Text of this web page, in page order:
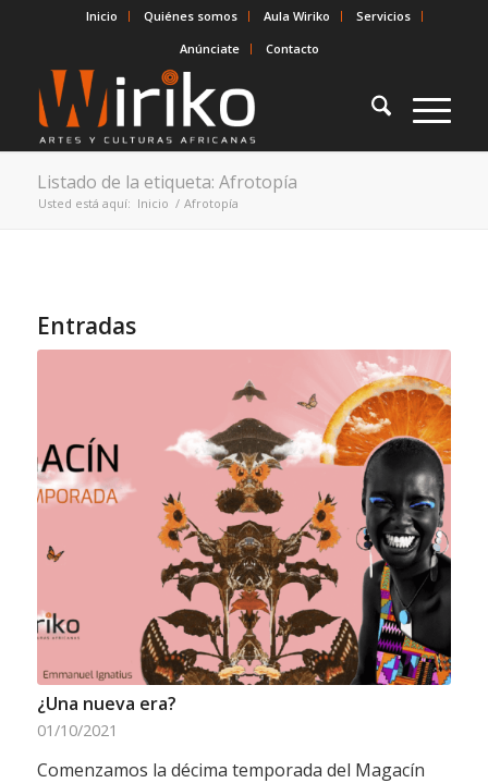
Inicio Quiénes somos Aula Wiriko
Servicios
Anúnciate
Contacto
Listado de la etiqueta: Afrotopía
Usted está aquí: Inicio / Afrotopía
Entradas
¿Una nueva era?
01/10/2021
Comenzamos la décima temporada del Magacín